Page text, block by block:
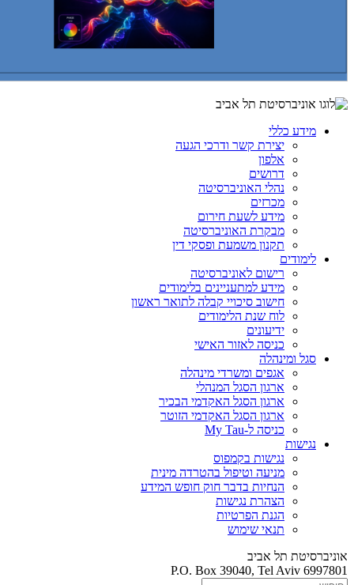
מידע כללי
יצירת קשר ודרכי הגעה
אלפון
דרושים
נהלי האוניברסיטה
מכרזים
מידע לשעת חירום
מבקרת האוניברסיטה
תקנון משמעת ופסקי דין
לימודים
רישום לאוניברסיטה
מידע למתעניינים בלימודים
חישוב סיכויי קבלה לתואר ראשון
לוח שנת הלימודים
ידיעונים
כניסה לאזור האישי
סגל ומינהלה
אגפים ומשרדי מינהלה
ארגון הסגל המנהלי
ארגון הסגל האקדמי הבכיר
ארגון הסגל האקדמי הזוטר
כניסה ל-My Tau
נגישות
נגישות בקמפוס
מניעה וטיפול בהטרדה מינית
הנחיות בדבר חוק חופש המידע
הצהרת נגישות
הגנת הפרטיות
תנאי שימוש
אוניברסיטת תל אביב
P.O. Box 39040, Tel Aviv 6997801